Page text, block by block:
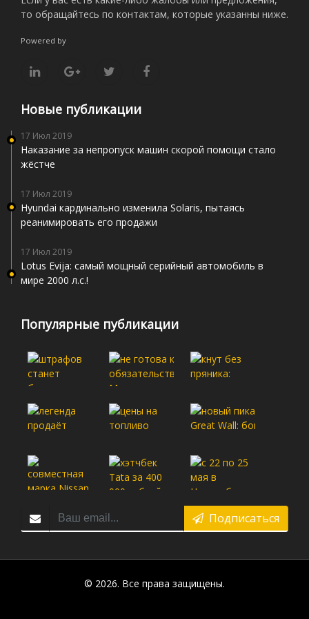
то обращайтесь по контактам, которые указанны ниже.
Powered by
Новые публикации
17 Июл 2019
Наказание за непропуск машин скорой помощи стало
жёстче
17 Июл 2019
Hyundai кардинально изменила Solaris, пытаясь
реанимировать его продажи
17 Июл 2019
Lotus Evija: самый мощный серийный автомобиль в
мире 2000 л.с.!
Популярные публикации
Подписаться
© 2026. Все права защищены.